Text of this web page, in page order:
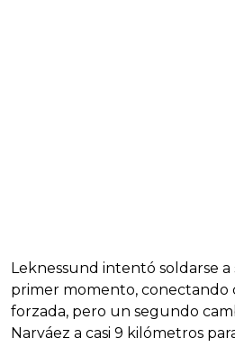
Leknessund intentó soldarse
primer momento, conectando
forzada, pero un segundo
Narváez a casi 9 kilómetros